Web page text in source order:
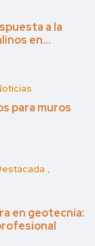
a la
en…
para muros
en geotecnia: